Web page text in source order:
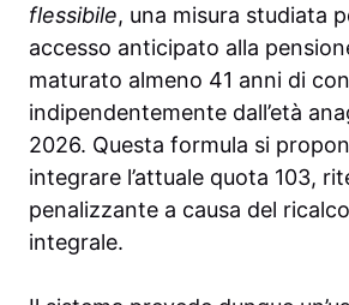
flessibile, una misura studiata
accesso anticipato alla
maturato almeno 41 anni di
indipendentemente dall’età
2026. Questa formula si
integrare l’attuale quota 103,
penalizzante a causa del
integrale.